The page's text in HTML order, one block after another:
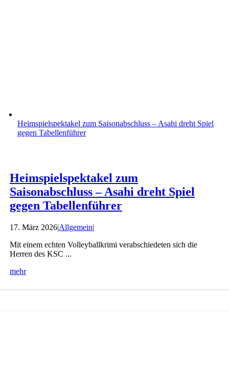
Heimspielspektakel zum Saisonabschluss – Asahi dreht Spiel
gegen Tabellenführer
Heimspielspektakel zum
Saisonabschluss – Asahi dreht Spiel
gegen Tabellenführer
17. März 2026|Allgemein|
Mit einem echten Volleyballkrimi verabschiedeten sich die
Herren des KSC ...
mehr